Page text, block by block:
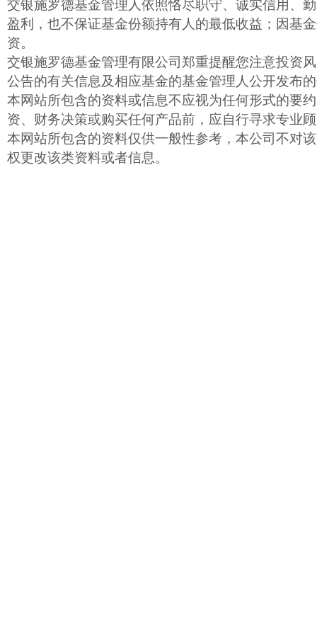
交银施罗德基金管理人依照恪尽职守、诚实信用、
盈利，也不保证基金份额持有人的最低收益；因基
资。
交银施罗德基金管理有限公司郑重提醒您注意投资
公告的有关信息及相应基金的基金管理人公开发布
本网站所包含的资料或信息不应视为任何形式的要
资、财务决策或购买任何产品前，应自行寻求专业
本网站所包含的资料仅供一般性参考，本公司不对
权更改该类资料或者信息。